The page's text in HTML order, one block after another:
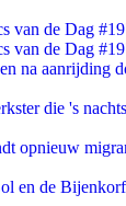
van de Dag
van de Dag
na aanrijding
die 's
opnieuw
en de